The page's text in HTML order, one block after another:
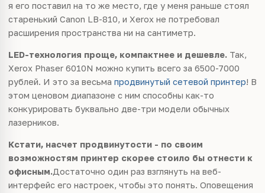
я его поставил на то же место, где у меня раньше стоял
старенький Canon LB-810, и Xerox не потребовал
расширения пространства ни на сантиметр.
LED-технология проще, компактнее и дешевле. Так,
Xerox Phaser 6010N можно купить всего за 6500-7000
рублей. И это за весьма продвинутый сетевой принтер! В
этом ценовом диапазоне с ним способны как-то
конкурировать буквально две-три модели обычных
лазерников.
Кстати, насчет продвинутости - по своим
возможностям принтер скорее стоило бы отнести к
офисным.Достаточно один раз взглянуть на веб-
интерфейс его настроек, чтобы это понять. Оповещения